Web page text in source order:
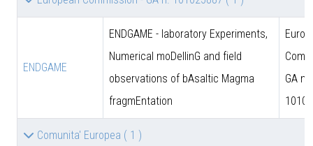
ENDGAME
ENDGAME - laboratory Experiments,
Numerical moDellinG and field
observations of bAsaltic Magma
fragmEntation
GA n.
Comunita' Europea ( 1 )